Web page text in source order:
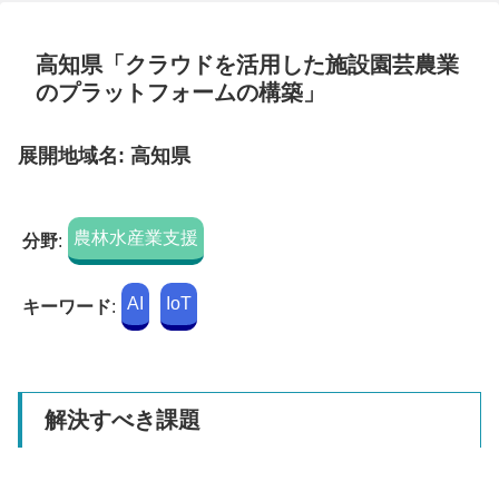
高知県「クラウドを活用した施設園芸農業
のプラットフォームの構築」
展開地域名: 高知県
分野: 農林水産業支援
キーワード: AI IoT
解決すべき課題